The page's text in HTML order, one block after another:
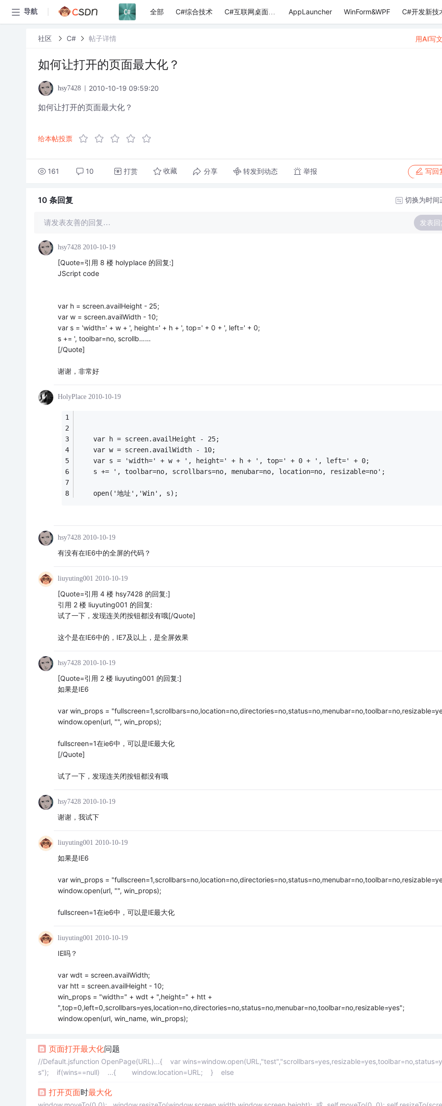
导航 全部 C#综合技术 C#互联网桌面应用 AppLauncher WinForm&WPF C#开发新技
社区 C# 帖子详情
如何让打开的页面最大化？
hsy7428 2010-10-19 09:59:20
如何让打开的页面最大化？
给本帖投票
161 10 打赏 收藏 分享 转发到动态 举报 写回
用AI写
10 条回复 切换为时间
请发表友善的回复… 发表回
hsy7428 2010-10-19
[Quote=引用 8 楼 holyplace 的回复:]
JScript code
var h = screen.availHeight - 25;
var w = screen.availWidth - 10;
var s = 'width=' + w + ', height=' + h + ', top=' + 0 + ', left=' + 0;
s += ', toolbar=no, scrollb……
[/Quote]
谢谢，非常好
HolyPlace 2010-10-19
    var h = screen.availHeight - 25;
    var w = screen.availWidth - 10;
    var s = 'width=' + w + ', height=' + h + ', top=' + 0 + ', left=' + 0;
    s += ', toolbar=no, scrollbars=no, menubar=no, location=no, resizable=no';
    open('地址','Win', s);
hsy7428 2010-10-19
有没有在IE6中的全屏的代码？
liuyuting001 2010-10-19
[Quote=引用 4 楼 hsy7428 的回复:]
引用 2 楼 liuyuting001 的回复:
试了一下，发现连关闭按钮都没有哦[/Quote]
这个是在IE6中的，IE7及以上，是全屏效果
hsy7428 2010-10-19
[Quote=引用 2 楼 liuyuting001 的回复:]
如果是IE6
var win_props =
window.open(url, "", win_props);
fullscreen=1在ie6中，可以是IE最大化
[/Quote]
试了一下，发现连关闭按钮都没有哦
hsy7428 2010-10-19
谢谢，我试下
liuyuting001 2010-10-19
如果是IE6
var win_props =
window.open(url, "", win_props);
fullscreen=1在ie6中，可以是IE最大化
liuyuting001 2010-10-19
IE吗？
var wdt = screen.availWidth;
var htt = screen.availHeight - 10;
win_props = "width=" + wdt + ",height=" + htt +
",top=0,left=0,scrollbars=yes,location=no,directories=no,status=no,menubar=no,toolbar=no,resizable=yes";
window.open(url, win_name, win_props);
页面打开最大化问题
//Default.jsfunction OpenPage(URL)...{ var
s"); if(wins==null) ...{ window.location=URL; } else
打开页面时最大化